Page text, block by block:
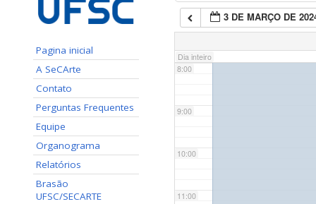
Pagina inicial
A SeCArte
Contato
Perguntas Frequentes
Equipe
Organograma
Relatórios
Brasão
UFSC/SECARTE
3 DE MARÇO DE
Dia inteiro
7:00
8:00
9:00
10:00
11:00